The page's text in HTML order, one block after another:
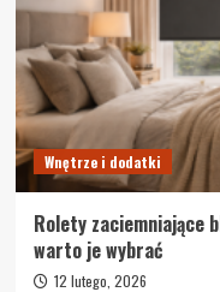
Wnętrze i dodatki
Rolety zaciemniające
warto je wybrać
12 lutego, 2026